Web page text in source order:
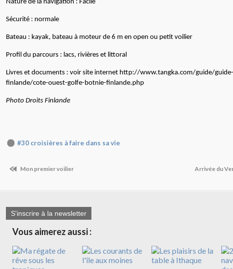
Nature de la navigation : Facile
Sécurité : normale
Bateau : kayak, bateau à moteur de 6 m en open ou petit voilier
Profil du parcours : lacs, rivières et littoral
Livres et documents : voir site internet http://www.tangka.com/guide/
finlande/cote-ouest-golfe-botnie-finlande.php
Photo Droits Finlande
#30 croisières à faire dans sa vie
Mon premier voilier Arrivée du
S'inscrire à la newsletter
Vous aimerez aussi :